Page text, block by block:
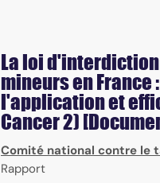
La loi
mineurs en France
l'application et
Cancer 2)
Comité national contre le
Rapport